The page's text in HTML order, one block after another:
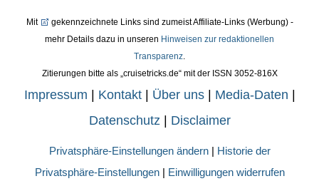
Mit
gekennzeichnete Links sind zumeist Affiliate-Links (Werbung) -
mehr Details dazu in unseren Hinweisen zur redaktionellen
Transparenz.
Zitierungen bitte als „cruisetricks.de“ mit der ISSN 3052-816X
Impressum | Kontakt| Über uns| Media-Daten |
Datenschutz | Disclaimer
Privatsphäre-Einstellungen ändern| Historie der
Privatsphäre-Einstellungen| Einwilligungen widerrufen